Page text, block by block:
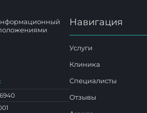
Навигация
Услуги
Клиника
Специалисты
Отзывы